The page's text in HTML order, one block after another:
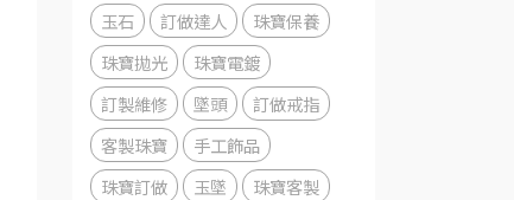
玉石
訂做達人
珠寶保養
珠寶拋光
珠寶電鍍
訂製維修
墜頭
訂做戒指
客製珠寶
手工飾品
珠寶訂做
玉墜
珠寶客製